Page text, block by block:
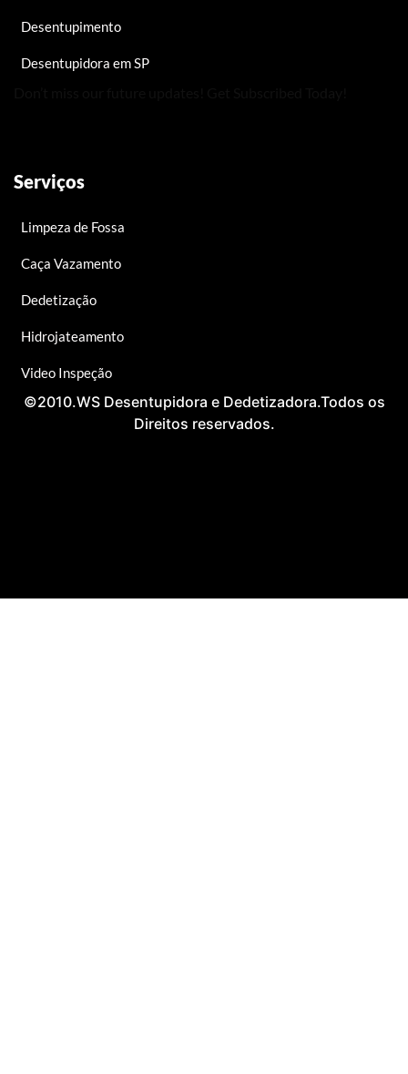
Desentupimento
Desentupidora em SP
Serviços
Limpeza de Fossa
Caça Vazamento
Dedetização
Hidrojateamento
Video Inspeção
©2010.WS Desentupidora e Dedetizadora.Todos os
Direitos reservados.